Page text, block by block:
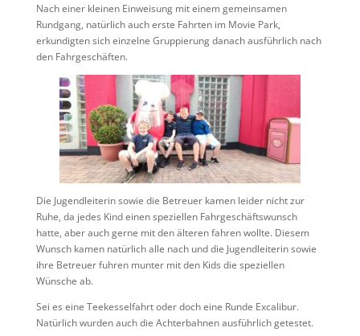
Nach einer kleinen Einweisung mit einem gemeinsamen
Rundgang, natürlich auch erste Fahrten im Movie Park,
erkundigten sich einzelne Gruppierung danach ausführlich nach
den Fahrgeschäften.
Die Jugendleiterin sowie die Betreuer kamen leider nicht zur
Ruhe, da jedes Kind einen speziellen Fahrgeschäftswunsch
hatte, aber auch gerne mit den älteren fahren wollte. Diesem
Wunsch kamen natürlich alle nach und die Jugendleiterin sowie
ihre Betreuer fuhren munter mit den Kids die speziellen
Wünsche ab.
Sei es eine Teekesselfahrt oder doch eine Runde Excalibur.
Natürlich wurden auch die Achterbahnen ausführlich getestet.